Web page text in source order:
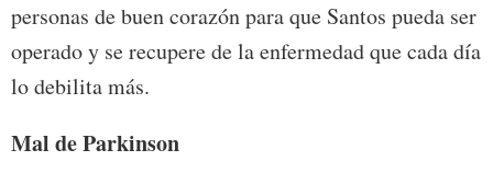
personas de buen corazón para que Santos pueda ser
operado y se recupere de la enfermedad que cada día
lo debilita más.
Mal de Parkinson